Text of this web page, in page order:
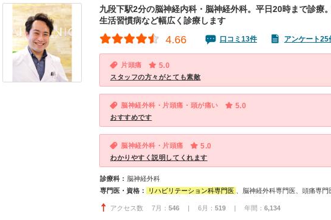
九段下駅2分の脳神経内科・脳神経外科。平日20時まで診療
生活習慣病など幅広く診療します
4.66 口コミ13件 アンケート25
片頭痛 5.0
スタッフの方々がとても素敵
脳神経外科・片頭痛・頭が痛い 5.0
おすすめです
脳神経外科・片頭痛 5.0
わかりやすく説明してくれます
診療科： 脳神経外科
専門医・資格：
リハビリテーション科専門医 、脳神経外科専門医、頭痛専門
アクセス数 7月： 546 | 6月： 519 | 年間： 6,134